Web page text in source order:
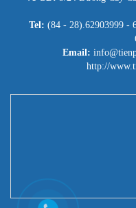
Tel: (84 - 28).62903999 -
Email:
http://